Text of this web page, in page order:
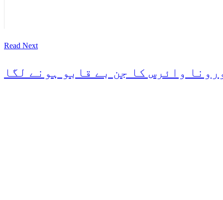
Read Next
وائرس کا جن بے قابو ہونے لگا